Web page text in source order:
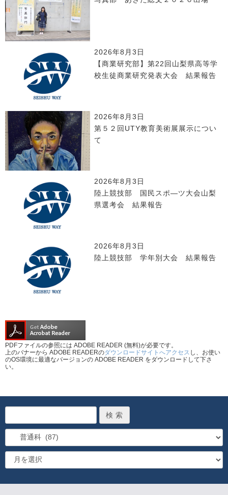
2026年8月3日
【商業研究部】第22回山梨県高等学
校生徒商業研究発表大会 結果報告
2026年8月3日
第５２回UTY教育美術展展示につい
て
2026年8月3日
陸上競技部 国民スポ―ツ大会山梨
県選考会 結果報告
2026年8月3日
陸上競技部 学年別大会 結果報告
PDFファイルの参照には ADOBE READER (無料)が必要です。
上のバナーから ADOBE READERのダウンロードサイトへアクセス し、お使い
のOS環境に最適なバージョンの ADOBE READER をダウンロードして下さ
い。